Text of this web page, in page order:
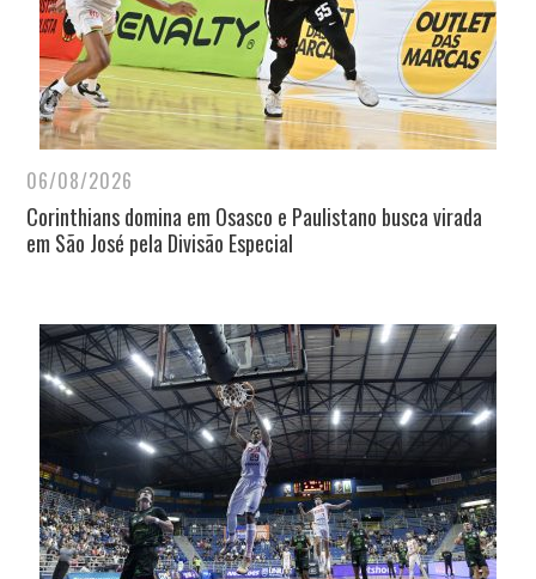
06/08/2026
Corinthians domina em Osasco e Paulistano busca virada
em São José pela Divisão Especial